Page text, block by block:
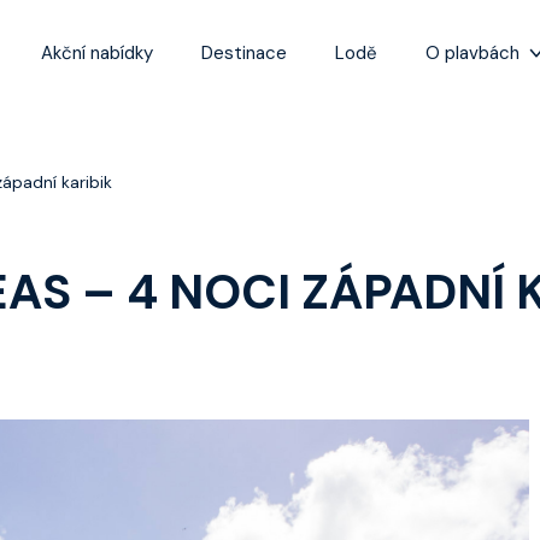
Akční nabídky Destinace Lodě O plavbách
Tipy na nejlepší
karibik
– 4 NOCI ZÁPADNÍ